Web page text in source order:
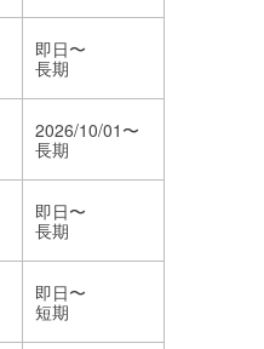
即日〜
長期
2026/10/01〜
長期
即日〜
長期
即日〜
短期